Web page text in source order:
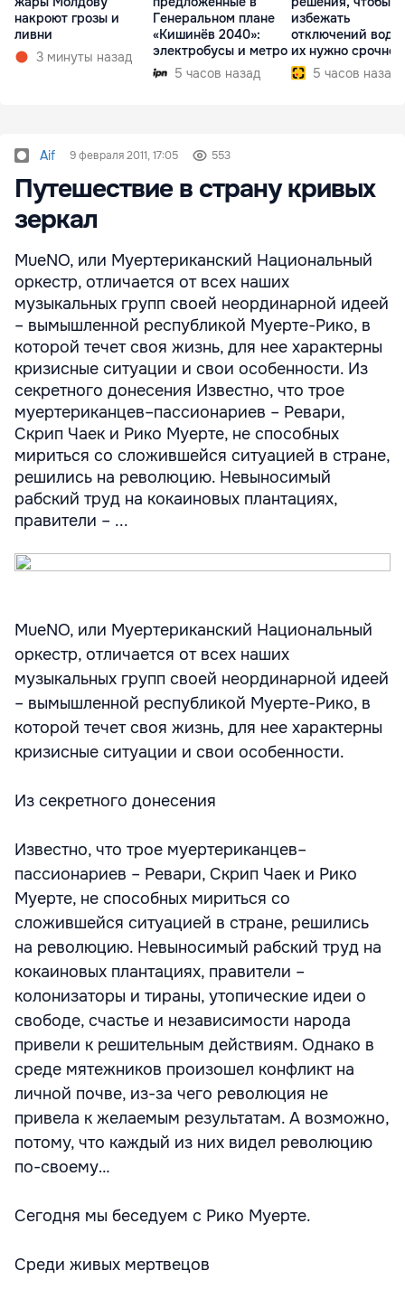
накроют грозы и
ливни
3 минуты назад
Генеральном плане
«Кишинёв 2040»:
электробусы и метро
5 часов назад
избежать
отключений
их нужно срочно
внедрить
5 часов назад
Aif 9 февраля 2011, 17:05 553
Путешествие в страну кривых
зеркал
MueNO, или Муертериканский Национальный
оркестр, отличается от всех наших
музыкальных групп своей неординарной идеей
– вымышленной республикой Муерте-Рико, в
которой течет своя жизнь, для нее характерны
кризисные ситуации и свои особенности. Из
секретного донесения Известно, что трое
муертериканцев–пассионариев – Ревари,
Скрип Чаек и Рико Муерте, не способных
мириться со сложившейся ситуацией в стране,
решились на революцию. Невыносимый
рабский труд на кокаиновых плантациях,
правители – ...
MueNO, или Муертериканский Национальный
оркестр, отличается от всех наших
музыкальных групп своей неординарной идеей
– вымышленной республикой Муерте-Рико, в
которой течет своя жизнь, для нее характерны
кризисные ситуации и свои особенности.
Из секретного донесения
Известно, что трое муертериканцев–
пассионариев – Ревари, Скрип Чаек и Рико
Муерте, не способных мириться со
сложившейся ситуацией в стране, решились
на революцию. Невыносимый рабский труд на
кокаиновых плантациях, правители –
колонизаторы и тираны, утопические идеи о
свободе, счастье и независимости народа
привели к решительным действиям. Однако в
среде мятежников произошел конфликт на
личной почве, из-за чего революция не
привела к желаемым результатам. А возможно,
потому, что каждый из них видел революцию
по-своему…
Сегодня мы беседуем с Рико Муерте.
Среди живых мертвецов